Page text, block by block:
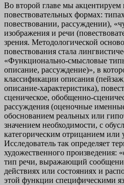
Во второй главе мы
повествовательных формах:
повествовании, рассуждении),
изображения и речи
зрения. Методологической
повествования стала
«Функционально-смысловые
описание, рассуждение)», в
классификации описания
описание-характеристика),
сценическое, обобщенно-
рассуждения (оценочные
обоснованием реальных или
значением необходимости, с
категорическим отрицанием или
Исследователь так определяет
художественного произведения:
тип речи, выражающий
действиях или состояниях и
этой функции специфическими